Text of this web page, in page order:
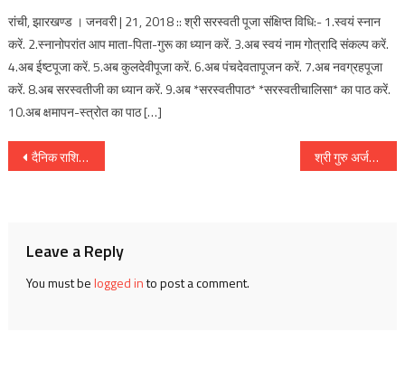
रांची, झारखण्ड । जनवरी | 21, 2018 :: श्री सरस्वती पूजा संक्षिप्त विधि:- 1.स्वयं स्नान
करें. 2.स्नानोपरांत आप माता-पिता-गुरू का ध्यान करें. 3.अब स्वयं नाम गोत्रादि संकल्प करें.
4.अब ईष्टपूजा करें. 5.अब कुलदेवीपूजा करें. 6.अब पंचदेवतापूजन करें. 7.अब नवग्रहपूजा
करें. 8.अब सरस्वतीजी का ध्यान करें. 9.अब *सरस्वतीपाठ* *सरस्वतीचालिसा* का पाठ करें.
10.अब क्षमापन-स्त्रोत का पाठ […]
Post
दैनिक राशिफल : दिनांक 16 जून 2018, दिन शनिवार :: ज्योतिष शास्त्री स्वामी दिव्यानंद ( डॉ सुनील बर्मन ) श्री गुरु अर्जन देव जी महाराज जी के शहादत पर्व के अवसर पर रात्रि दीवान
Leave a Reply
You must belogged into post a comment.